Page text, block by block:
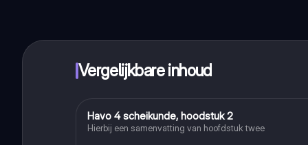
Vergelijkbare inhoud
Scheikunde
Havo 4 scheikunde, hoodstuk 2
Hierbij een samenvatting van hoofdstuk twee